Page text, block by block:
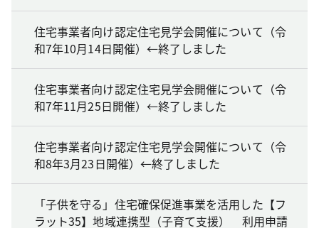
住宅事業者向け認定住宅見学会開催について（令
和7年10月14日開催）←終了しました
住宅事業者向け認定住宅見学会開催について（令
和7年11月25日開催）←終了しました
住宅事業者向け認定住宅見学会開催について（令
和8年3月23日開催）←終了しました
「子供を守る」住宅確保促進事業を活用した【フ
ラット35】地域連携型（子育て支援） 利用申請